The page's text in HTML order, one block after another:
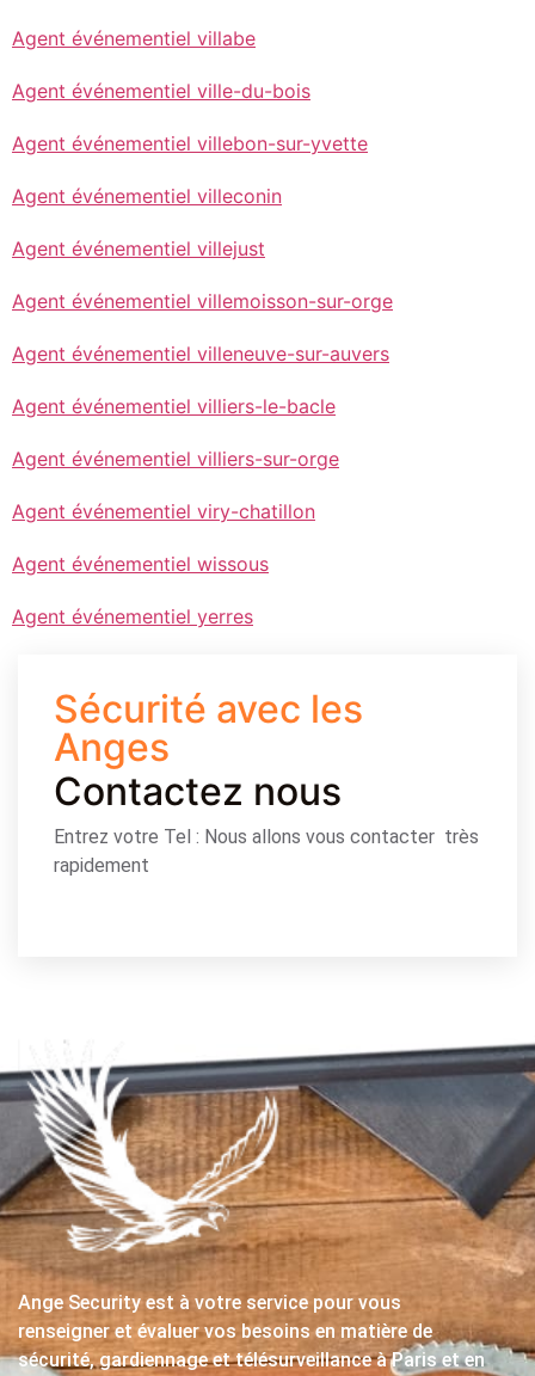
Agent événementiel villabe
Agent événementiel ville-du-bois
Agent événementiel villebon-sur-yvette
Agent événementiel villeconin
Agent événementiel villejust
Agent événementiel villemoisson-sur-orge
Agent événementiel villeneuve-sur-auvers
Agent événementiel villiers-le-bacle
Agent événementiel villiers-sur-orge
Agent événementiel viry-chatillon
Agent événementiel wissous
Agent événementiel yerres
Sécurité avec les
Anges
Contactez nous
Entrez votre Tel : Nous allons vous contacter très
rapidement
Ange Security est à votre service pour vous
renseigner et évaluer vos besoins en matière de
sécurité, gardiennage et télésurveillance à Paris et en